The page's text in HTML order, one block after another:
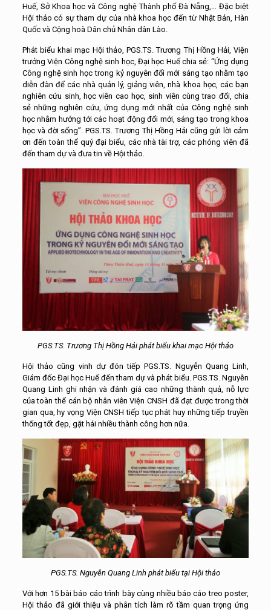
Huế, Sở Khoa học và Công nghệ Thành phố Đà Nẵng,… Đặc biệt
Hội thảo có sự tham dự của nhà khoa học đến từ Nhật Bản, Hàn
Quốc và Cộng hoà Dân chủ Nhân dân Lào.
Phát biểu khai mạc Hội thảo, PGS.TS. Trương Thị Hồng Hải, Viện
trưởng Viện Công nghệ sinh học, Đại học Huế chia sẻ: “Ứng dụng
Công nghệ sinh học trong kỷ nguyên đổi mới sáng tạo nhằm tạo
diễn đàn để các nhà quản lý, giảng viên, nhà khoa học, các bạn
nghiên cứu sinh, học viên cao học, sinh viên cùng trao đổi, chia
sẻ những nghiên cứu, ứng dụng mới nhất của Công nghệ sinh
học nhằm hướng tới các hoạt động đổi mới, sáng tạo trong khoa
học và đời sống”. PGS.TS. Trương Thị Hồng Hải cũng gửi lời cảm
ơn đến toàn thể quý đại biểu, các nhà tài trợ, các phóng viên đã
đến tham dự và đưa tin về Hội thảo.
PGS.TS. Trương Thị Hồng Hải phát biểu khai mạc Hội thảo
Hội thảo cũng vinh dự đón tiếp PGS.TS. Nguyễn Quang Linh,
Giám đốc Đại học Huế đến tham dự và phát biểu. PGS.TS. Nguyễn
Quang Linh ghi nhận và đánh giá cao những thành quả, nỗ lực
của toàn thể cán bộ nhân viên Viện CNSH đã đạt được trong thời
gian qua, hy vọng Viện CNSH tiếp tục phát huy những tiếp truyền
thống tốt đẹp, gặt hái nhiều thành công hơn nữa.
PGS.TS. Nguyễn Quang Linh phát biểu tại Hội thảo
Với hơn 15 bài báo cáo trình bày cùng nhiều báo cáo treo poster,
Hội thảo đã giới thiệu và phân tích làm rõ tầm quan trọng ứng